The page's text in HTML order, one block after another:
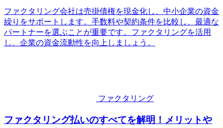
ファクタリング会社は売掛債権を現金化し、中小企業の資金
繰りをサポートします。手数料や契約条件を比較し、最適な
パートナーを選ぶことが重要です。ファクタリングを活用
し、企業の資金流動性を向上しましょう。
ファクタリング
ファクタリング払いのすべてを解明！メリットや